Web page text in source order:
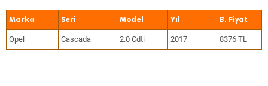
Marka Seri Model Yıl
Opel Cascada 2.0 Cdti 2017 8376 TL